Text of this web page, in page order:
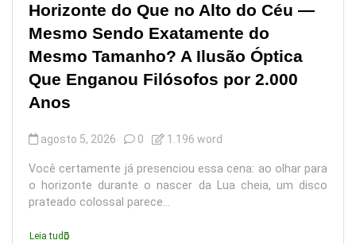
Horizonte do Que no Alto do Céu —
Mesmo Sendo Exatamente do
Mesmo Tamanho? A Ilusão Óptica
Que Enganou Filósofos por 2.000
Anos
agosto 5, 2026 0 1.196 word
Você certamente já presenciou essa cena: ao olhar para
o horizonte durante o nascer da Lua cheia, um disco
prateado colossal parece...
Leia tudo